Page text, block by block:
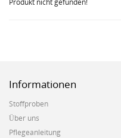
Produkt nicht gefunden!
Informationen
Stoffproben
Über uns
Pflegeanleitung